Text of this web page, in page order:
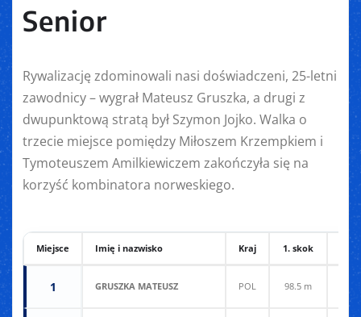
Senior
Rywalizację zdominowali nasi doświadczeni, 25-letni
zawodnicy – wygrał Mateusz Gruszka, a drugi z
dwupunktową stratą był Szymon Jojko. Walka o
trzecie miejsce pomiędzy Miłoszem Krzempkiem i
Tymoteuszem Amilkiewiczem zakończyła się na
korzyść kombinatora norweskiego.
Miejsce Imię i nazwisko Kraj 1. skok 2.
1 GRUSZKA MATEUSZ POL 98.5 m